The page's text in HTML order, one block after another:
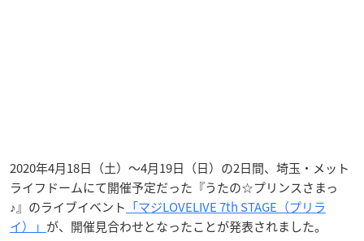
2020年4月18日（土）〜4月19日（日）の2日間、埼玉・メット
ライフドームにて開催予定だった『うたの☆プリンスさまっ
♪』のライブイベント 「マジLOVELIVE 7th STAGE（プリラ
イ）」 が、開催見合わせとなったことが発表されました。